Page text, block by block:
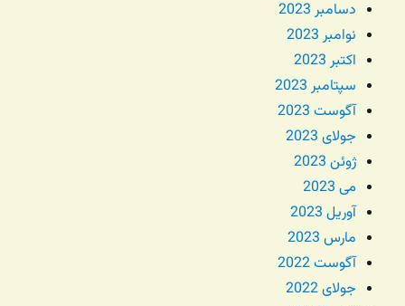
دسامبر 2023
نوامبر 2023
اکتبر 2023
سپتامبر 2023
آگوست 2023
جولای 2023
ژوئن 2023
می 2023
آوریل 2023
مارس 2023
آگوست 2022
جولای 2022